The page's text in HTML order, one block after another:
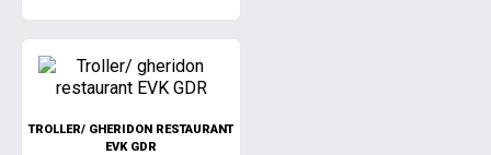
TROLLER/ GHERIDON RESTAURANT
EVK GDR